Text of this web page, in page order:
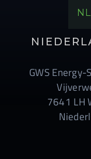
NL
GWS Energy-
7641 LH